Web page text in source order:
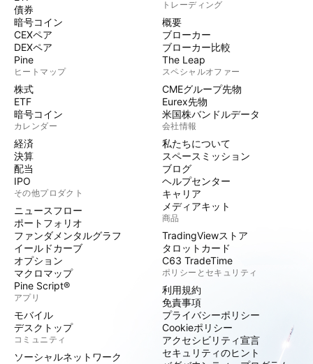
債券
暗号コイン
CEXペア
DEXペア
Pine
ヒートマップ
株式
ETF
暗号コイン
カレンダー
経済
決算
配当
IPO
その他プロダクト
ニュースフロー
ポートフォリオ
ファンダメンタルグラフ
イールドカーブ
オプション
マクロマップ
Pine Script®
アプリ
モバイル
デスクトップ
コミュニティ
ソーシャルネットワーク
トレーディング
概要
ブローカー
ブローカー比較
The Leap
スペシャルオファー
CMEグループ先物
Eurex先物
米国株バンドルデータ
会社情報
私たちについて
スペースミッション
ブログ
ヘルプセンター
キャリア
メディアキット
商品
TradingViewストア
タロットカード
C63 TradeTime
ポリシーとセキュリティ
利用規約
免責事項
プライバシーポリシー
Cookieポリシー
アクセシビリティ宣言
セキュリティのヒント